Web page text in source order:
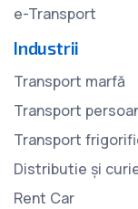
e-Transport
Industrii
Transport marfă
Transport
Transport
Distributie și
Rent Car